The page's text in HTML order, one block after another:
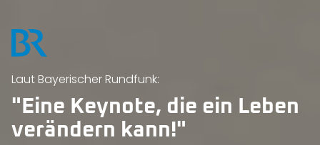
Laut Bayerischer Rundfunk:
"Eine Keynote, die ein Leben
verändern kann!"